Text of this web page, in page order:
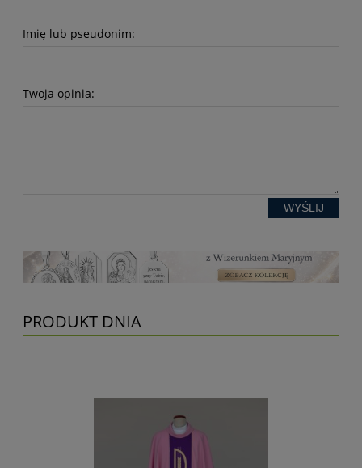
Imię lub pseudonim:
Twoja opinia:
WYŚLIJ
PRODUKT DNIA